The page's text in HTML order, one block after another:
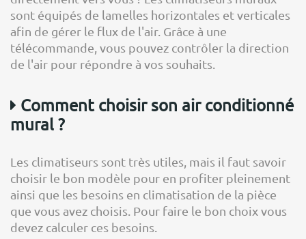
sont équipés de lamelles horizontales et verticales
afin de gérer le flux de l'air. Grâce à une
télécommande, vous pouvez contrôler la direction
de l'air pour répondre à vos souhaits.
Comment choisir son air conditionné
mural ?
Les climatiseurs sont très utiles, mais il faut savoir
choisir le bon modèle pour en profiter pleinement
ainsi que les besoins en climatisation de la pièce
que vous avez choisis. Pour faire le bon choix vous
devez calculer ces besoins.